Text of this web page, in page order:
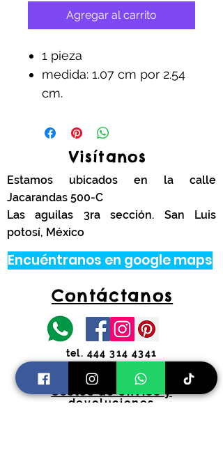
Agregar al carrito
1 pieza
medida: 1.07 cm por 2.54
cm.
Visítanos
Estamos ubicados en la calle
Jacarandas 500-C
Las aguilas 3ra sección. San Luis
potosí, México
Contáctanos
tel. 444 314 4341
Información
Costos de envíos y
devoluciones
Encuéntranos en google maps